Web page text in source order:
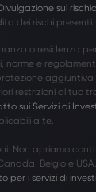
sul rischio
dei rischi presenti.
o residenza
norme e
aggiuntiva
restrizioni al tuo
sui Servizi di
a te.
Non apriamo
Belgio e
per i servizi di